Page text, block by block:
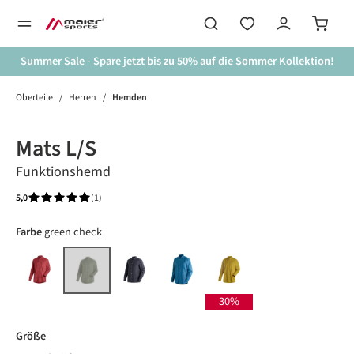
springen
Summer Sale - Spare jetzt bis zu 50% auf die Sommer Kollektion!
Oberteile / Herren / Hemden
Mats L/S
Funktionshemd
5,0 (1)
Farbeauswählen
green check
red check green check
(Diese Option ist zurzeit nicht verfügbar.)
grey checkblue checkyellow check
30%
Größeauswählen